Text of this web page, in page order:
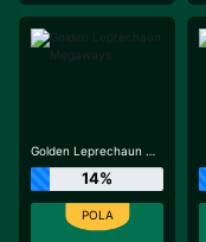
Golden Leprechaun Megaways
14%